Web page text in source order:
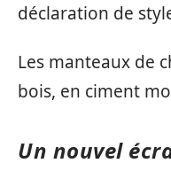
déclaration de
Les manteaux de
bois, en ciment
Un nouvel